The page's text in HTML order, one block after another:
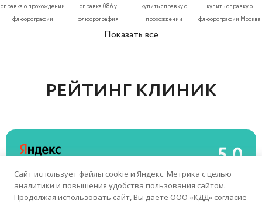
справка о прохождении
флюорографии
справка 086 у
флюорография
купить справку о
прохождении
флюорографии
купить справку о
флюорографии Москва
Показать все
РЕЙТИНГ КЛИНИК
Домашний Доктор
Медицинский центр
5.0
76 отзывов
Сайт использует файлы cookie и Яндекс. Метрика с целью
аналитики и повышения удобства пользования сайтом.
Продолжая использовать сайт, Вы даете ООО «КДД» согласие